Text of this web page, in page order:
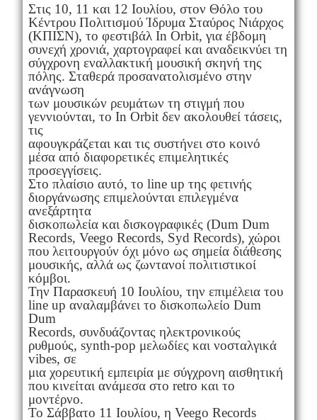
Στις 10, 11 και 12 Ιουλίου, στον Θόλο του
Κέντρου Πολιτισμού Ίδρυμα Σταύρος Νιάρχος
(ΚΠΙΣΝ), το φεστιβάλ In Orbit, για έβδομη
συνεχή χρονιά, χαρτογραφεί και αναδεικνύει τη
σύγχρονη εναλλακτική μουσική σκηνή της
πόλης. Σταθερά προσανατολισμένο στην
ανάγνωση
των μουσικών ρευμάτων τη στιγμή που
γεννιούνται, το In Orbit δεν ακολουθεί τάσεις,
τις
αφουγκράζεται και τις συστήνει στο κοινό
μέσα από διαφορετικές επιμελητικές
προσεγγίσεις.
Στο πλαίσιο αυτό, το line up της φετινής
διοργάνωσης επιμελούνται επιλεγμένα
ανεξάρτητα
δισκοπωλεία και δισκογραφικές (Dum Dum
Records, Veego Records, Syd Records), χώροι
που λειτουργούν όχι μόνο ως σημεία διάθεσης
μουσικής, αλλά ως ζωντανοί πολιτιστικοί
κόμβοι.
Την Παρασκευή 10 Ιουλίου, την επιμέλεια του
line up αναλαμβάνει το δισκοπωλείο Dum
Dum
Records, συνδυάζοντας ηλεκτρονικούς
ρυθμούς, synth-pop μελωδίες και νοσταλγικά
vibes, σε
μια χορευτική εμπειρία με σύγχρονη αισθητική
που κινείται ανάμεσα στο retro και το
μοντέρνο.
Το Σάββατο 11 Ιουλίου, η Veego Records